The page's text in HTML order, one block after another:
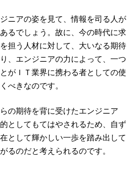
ニアの姿を見て、情報を司る人が
るでしょう。故に、今の時代に求
担う人材に対して、大いなる期待
、エンジニアの力によって、一つ
がＩＴ業界に携わる者としての使
べきなのです。
の期待を背に受けたエンジニア
としてもてはやされるため、自ず
として輝かしい一歩を踏み出して
るのだと考えられるのです。